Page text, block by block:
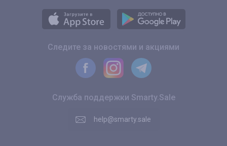
Следите за новостями и акциями
Служба поддержки Smarty.Sale
help@smarty.sale